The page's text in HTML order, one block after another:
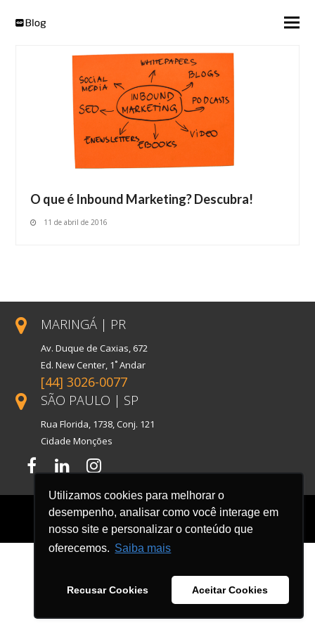
Utilizamos cookies para melhorar o
desempenho, analisar como você interage em
nosso site e personalizar o conteúdo que
oferecemos. Saiba mais
Recusar Cookies Aceitar Cookies
O que é Inbound Marketing? Descubra!
11 de abril de 2016
MARINGÁ | PR
Av. Duque de Caxias, 672
Ed. New Center, 1˚ Andar
[44] 3026-0077
SÃO PAULO | SP
Rua Florida, 1738, Conj. 121
Cidade Monções
Facebook
LinkedIn
Instagram